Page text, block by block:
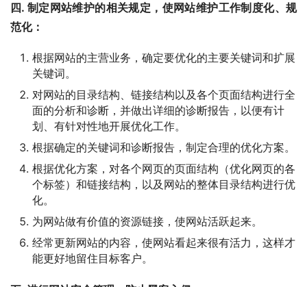
四. 制定网站维护的相关规定，使网站维护工作制度化、规
范化：
根据网站的主营业务，确定要优化的主要关键词和扩展
关键词。
对网站的目录结构、链接结构以及各个页面结构进行全
面的分析和诊断，并做出详细的诊断报告，以便有计
划、有针对性地开展优化工作。
根据确定的关键词和诊断报告，制定合理的优化方案。
根据优化方案，对各个网页的页面结构（优化网页的各
个标签）和链接结构，以及网站的整体目录结构进行优
化。
为网站做有价值的资源链接，使网站活跃起来。
经常更新网站的内容，使网站看起来很有活力，这样才
能更好地留住目标客户。